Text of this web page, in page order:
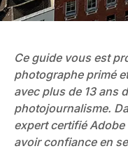
Ce guide vous est
photographe primé
avec plus de 13 ans
photojournalisme.
expert certifié
avoir confiance en